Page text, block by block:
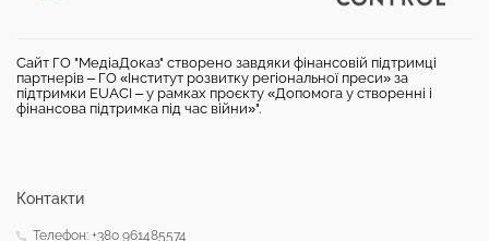
Сайт ГО "МедіаДоказ" створено завдяки фінансовій підтримці
партнерів – ГО «Інститут розвитку регіональної преси» за
підтримки EUACI – у рамках проєкту «Допомога у створенні і
фінансова підтримка під час війни»".
Контакти
Телефон: +380 961485574